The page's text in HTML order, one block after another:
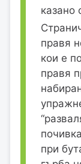
казано
правя
кои е
правя
при